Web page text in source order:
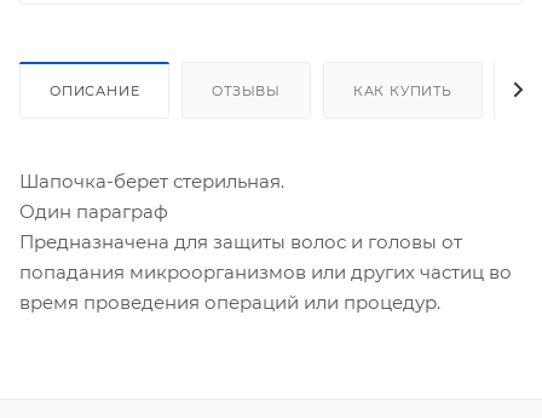
ОПИСАНИЕ ОТЗЫВЫ КАК КУПИТЬ
Шапочка-берет стерильная.
Один параграф
Предназначена для защиты волос и головы от
попадания микроорганизмов или других частиц во
время проведения операций или процедур.